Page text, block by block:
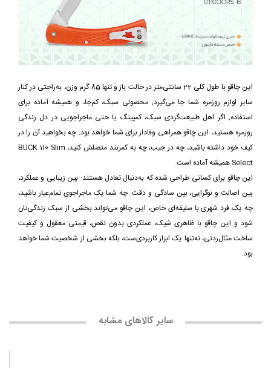
این چاقو با طول کلی 22 سانتی‌متر در حالت باز و تنها 85 گرم وزن، به‌راحتی در کنار
سایر لوازم روزمره شما جا می‌گیرد, محصولی سبک، کم‌جا، و همیشه آماده برای
استفاده, اگر اهل طبیعت‌گردی سبک، کمپینگ یا حتی ماجراجویی در دل زندگی
روزمره هستید، این چاقو همراهی وفادار برای شما خواهد بود. چه بخواهید آن را در
کیف خود داشته باشید، چه در جیب، چه به کمربند متصلش کنید، BUCK 110 Slim
Select همیشه آماده است.
این چاقو برای کسانی طراحی شده که به‌دنبال تعادل هستند: بین زیبایی و عملکرد،
بین اصالت و نوگرایی، بین سادگی و دقت. چه شما یک ماجراجوی تمام‌عیار باشید،
چه یک فرد شهری با سلیقه‌ای خاص، این چاقو می‌تواند بخشی از سبک زندگی‌تان
شود و این چاقو با ظاهری شیک، عملکردی بدون نقص، قیمتی معقول و کیفیت
ساخت مثال‌زدنی، نه‌تنها یک ابزار کاربردی‌ست، بلکه بخشی از شخصیت شما خواهد
بود.
سایر کالاهای مشابه